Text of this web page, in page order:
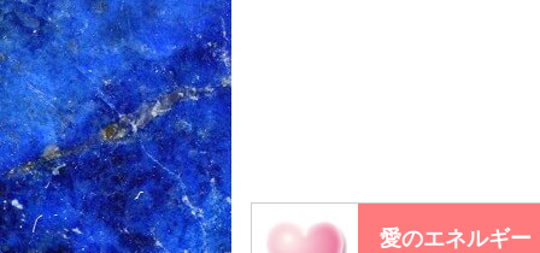
愛のエネルギー